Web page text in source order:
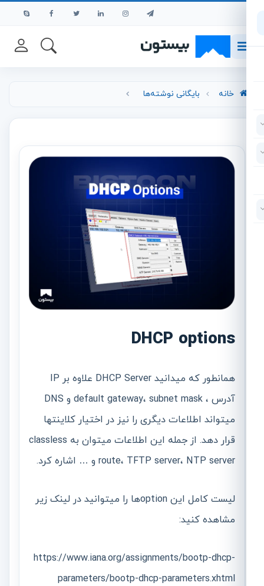
خانه بایگانی نوشته‌ها
DHCP options
همانطور که میدانید DHCP Server علاوه بر IP
آدرس ، default gateway، subnet mask و DNS
میتواند اطلاعات دیگری را نیز در اختیار کلاینتها
قرار دهد. از جمله این اطلاعات میتوان به classless
route، TFTP server، NTP server و … اشاره کرد.
لیست کامل این optionها را میتوانید در لینک زیر
مشاهده کنید:
https://www.iana.org/assignments/bootp-dhcp-
parameters/bootp-dhcp-parameters.xhtml